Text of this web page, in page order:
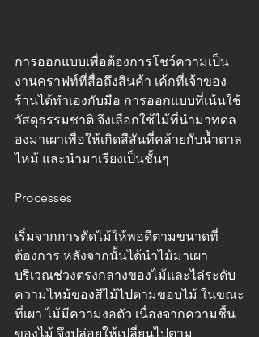
การออกแบบเพื่อต้องการโชว์ความเป็น
งานคราฟท์ที่สื่อถึงสินค้า เค้กที่เจ้าของ
ร้านได้ทำเองกับมือ การออกแบบที่เน้นใช้
วัสดุธรรมชาติ จึงเลือกใช้ไม้ที่นำมาทดล
องมาเผาเพื่อให้เกิดสีสันที่คล้ายกับน้ำตาล
ไหม้ และนำมาเรียงเป็นชั้นๆ
Processes
เริ่มจากการตัดไม้ให้พอดีตามขนาดที่
ต้องการ หลังจากนั้นได้นำไม้มาเผา
บริเวณช่วงตรงกลางของไม้และไล่ระดับ
ความไหม้ของสีไม้ไปตามขอบไม้ ในขณะ
ที่เผา ไม้มีความงอตัว เนื่องจากความชื้น
ของไม้ จึงปล่อยให้เปลี่ยนไปตาม